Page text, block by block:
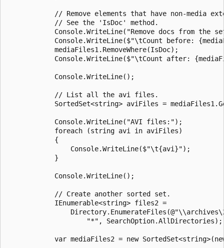
// Remove elements that have non-media
            // See the 'IsDoc' method.
Console.WriteLine("Remove docs from the
Console.WriteLine($"\tCount before:
            mediaFiles1.RemoveWhere(IsDoc);
Console.WriteLine($"\tCount after:
            Console.WriteLine();
            // List all the avi files.
SortedSet<string> aviFiles =
            Console.WriteLine("AVI files:");
            foreach (string avi in aviFiles)
            {
                Console.WriteLine($"\t{avi}");
            }
            Console.WriteLine();
            // Create another sorted set.
            IEnumerable<string> files2 =
                    "*", SearchOption.AllDirectories);
var mediaFiles2 = new